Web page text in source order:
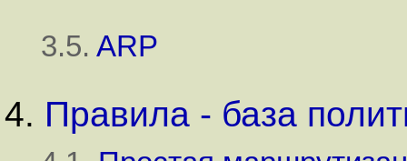
3.5. ARP
4. Правила - база